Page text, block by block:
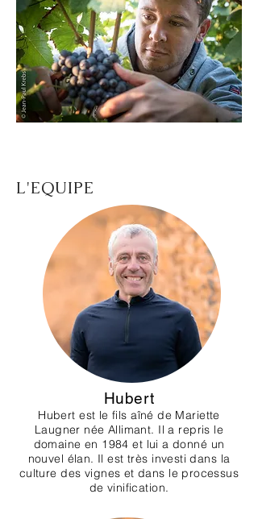
L'EQUIPE
Hubert
Hubert est le fils aîné de Mariette
Laugner née Allimant. Il a repris le
domaine en 1984 et lui a donné un
nouvel élan. Il est très investi dans la
culture des vignes et dans le processus
de vinification.